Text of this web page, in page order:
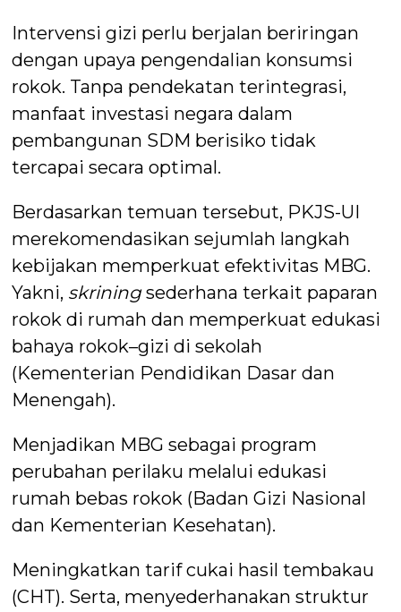
Intervensi gizi perlu berjalan beriringan
dengan upaya pengendalian konsumsi
rokok. Tanpa pendekatan terintegrasi,
manfaat investasi negara dalam
pembangunan SDM berisiko tidak
tercapai secara optimal.
Berdasarkan temuan tersebut, PKJS-UI
merekomendasikan sejumlah langkah
kebijakan memperkuat efektivitas MBG.
Yakni, skriningsederhana terkait paparan
rokok di rumah dan memperkuat edukasi
bahaya rokok–gizi di sekolah
(Kementerian Pendidikan Dasar dan
Menengah).
Menjadikan MBG sebagai program
perubahan perilaku melalui edukasi
rumah bebas rokok (Badan Gizi Nasional
dan Kementerian Kesehatan).
Meningkatkan tarif cukai hasil tembakau
(CHT). Serta, menyederhanakan struktur